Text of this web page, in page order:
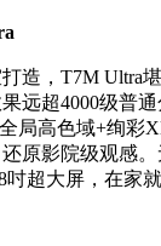
造，T7M Ultra
远超4000级普
局高色域+绚彩
原影院级观感
吋超大屏，在家